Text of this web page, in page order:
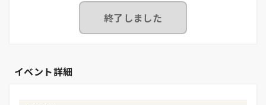
終了しました
イベント詳細